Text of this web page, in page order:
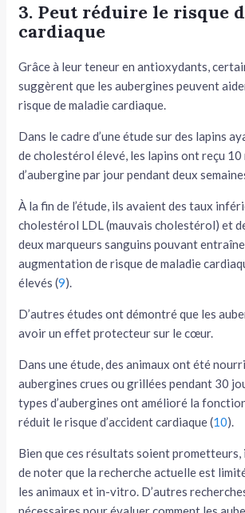
3. Peut réduire le risque
cardiaque
Grâce à leur teneur en antioxydants,
suggèrent que les aubergines peuvent
risque de maladie cardiaque.
Dans le cadre d’une étude sur des lapins
de cholestérol élevé, les lapins ont reçu 10
d’aubergine par jour pendant deux
À la fin de l’étude, ils avaient des taux
cholestérol LDL (mauvais cholestérol) et
deux marqueurs sanguins pouvant
augmentation de risque de maladie
élevés (9).
D’autres études ont démontré que les
avoir un effet protecteur sur le cœur.
Dans une étude, des animaux ont été
aubergines crues ou grillées pendant 30
types d’aubergines ont amélioré la
réduit le risque d’accident cardiaque (10).
Bien que ces résultats soient
de noter que la recherche actuelle est
les animaux et in-vitro. D’autres